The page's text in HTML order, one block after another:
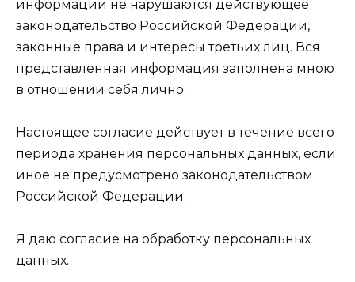
информации не нарушаются действующее
законодательство Российской Федерации,
законные права и интересы третьих лиц. Вся
представленная информация заполнена мною
в отношении себя лично.
Настоящее согласие действует в течение всего
периода хранения персональных данных, если
иное не предусмотрено законодательством
Российской Федерации.
Я даю согласие на обработку персональных
данных.